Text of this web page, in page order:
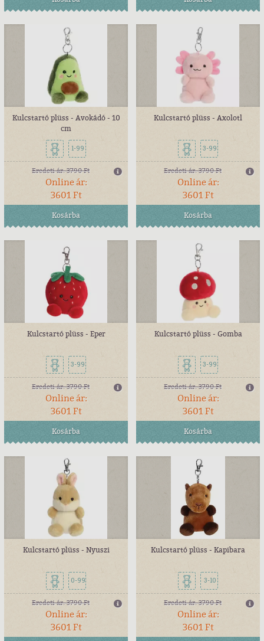
Kulcstartó plüss - Avokádó - 10
cm
1-99
Eredeti ár:3790 Ft
Online ár:
3601 Ft
Kosárba
Kulcstartó plüss - Axolotl
3-99
Eredeti ár:3790 Ft
Online ár:
3601 Ft
Kosárba
Kulcstartó plüss - Eper
3-99
Eredeti ár:3790 Ft
Online ár:
3601 Ft
Kosárba
Kulcstartó plüss - Gomba
3-99
Eredeti ár:3790 Ft
Online ár:
3601 Ft
Kosárba
Kulcstartó plüss - Nyuszi
0-99
Eredeti ár:3790 Ft
Online ár:
3601 Ft
Kulcstartó plüss - Kapibara
3-10
Eredeti ár:3790 Ft
Online ár:
3601 Ft